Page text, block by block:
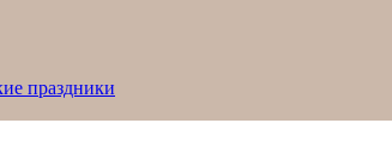
праздники